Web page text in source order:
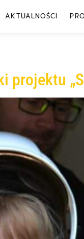
AKTUALNOŚCI
projektu